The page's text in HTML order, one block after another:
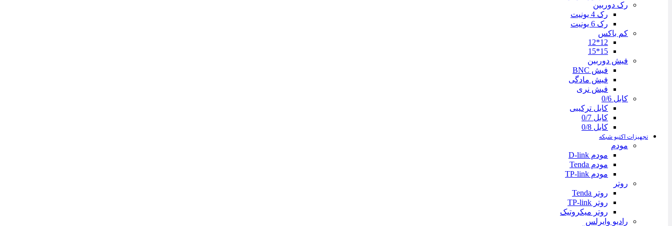
رک دوربین
رک 4 یونیت
رک 6 یونیت
کم باکس
12*12
15*15
فیش دوربین
فیش BNC
فیش مادگی
فیش نری
کابل 0/6
کابل ترکیبی
کابل 0/7
کابل 0/8
تجهیزات اکتیو شبکه
مودم
مودم D-link
مودم Tenda
مودم TP-link
روتر
روتر Tenda
روتر TP-link
روتر میکروتیک
رادیو وایرلس